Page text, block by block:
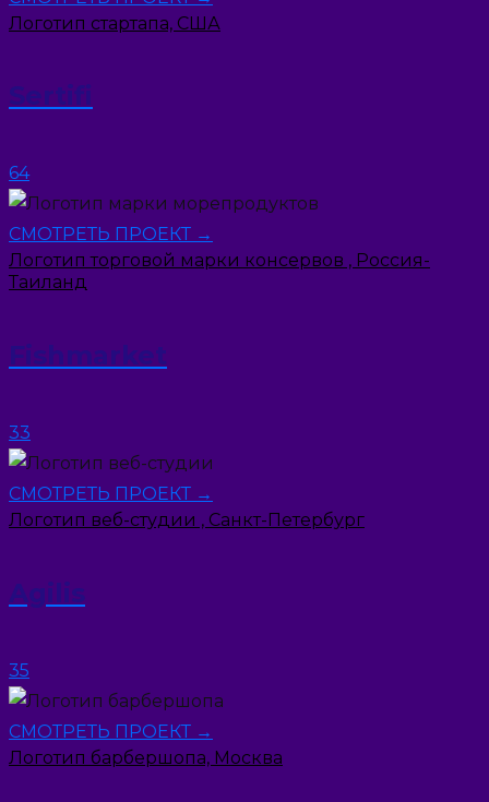
Логотип стартапа, США
Sertifi
64
СМОТРЕТЬ ПРОЕКТ →
Логотип торговой марки консервов , Россия-
Таиланд
Fishmarket
33
СМОТРЕТЬ ПРОЕКТ →
Логотип веб-студии , Санкт-Петербург
Agilis
35
СМОТРЕТЬ ПРОЕКТ →
Логотип барбершопа, Москва